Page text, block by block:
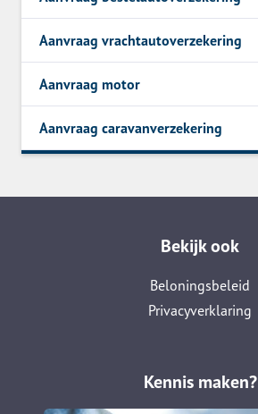
Aanvraag vrachtautoverzekering
Aanvraag motor
Aanvraag caravanverzekering
Bekijk ook
Beloningsbeleid
Privacyverklaring
Kennis maken?